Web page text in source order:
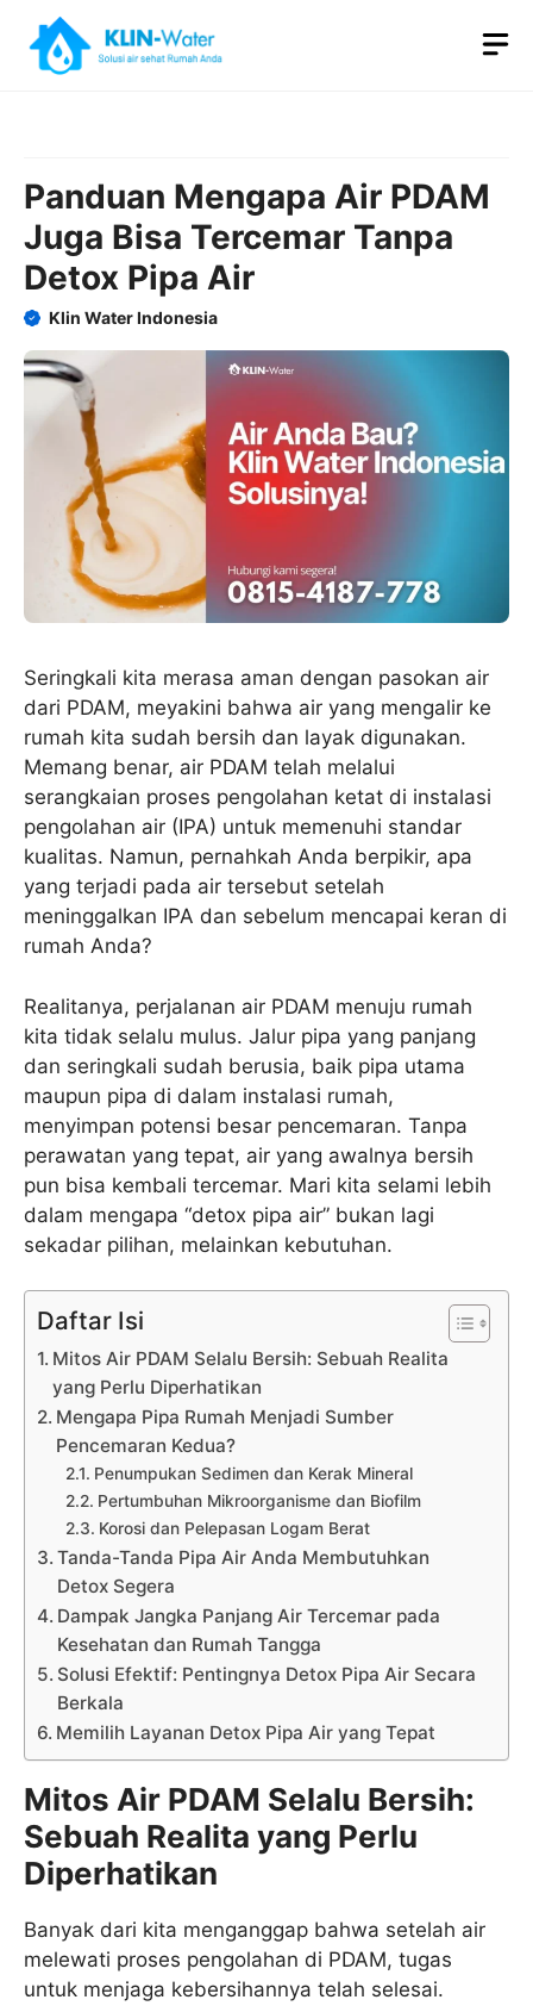
content
Panduan Mengapa Air PDAM
Juga Bisa Tercemar Tanpa
Detox Pipa Air
Klin Water Indonesia
Seringkali kita merasa aman dengan pasokan air
dari PDAM, meyakini bahwa air yang mengalir ke
rumah kita sudah bersih dan layak digunakan.
Memang benar, air PDAM telah melalui
serangkaian proses pengolahan ketat di instalasi
pengolahan air (IPA) untuk memenuhi standar
kualitas. Namun, pernahkah Anda berpikir, apa
yang terjadi pada air tersebut setelah
meninggalkan IPA dan sebelum mencapai keran di
rumah Anda?
Realitanya, perjalanan air PDAM menuju rumah
kita tidak selalu mulus. Jalur pipa yang panjang
dan seringkali sudah berusia, baik pipa utama
maupun pipa di dalam instalasi rumah,
menyimpan potensi besar pencemaran. Tanpa
perawatan yang tepat, air yang awalnya bersih
pun bisa kembali tercemar. Mari kita selami lebih
dalam mengapa “detox pipa air” bukan lagi
sekadar pilihan, melainkan kebutuhan.
Daftar Isi
Mitos Air PDAM Selalu Bersih: Sebuah Realita
yang Perlu Diperhatikan
Mengapa Pipa Rumah Menjadi Sumber
Pencemaran Kedua?
Penumpukan Sedimen dan Kerak Mineral
Pertumbuhan Mikroorganisme dan Biofilm
Korosi dan Pelepasan Logam Berat
Tanda-Tanda Pipa Air Anda Membutuhkan
Detox Segera
Dampak Jangka Panjang Air Tercemar pada
Kesehatan dan Rumah Tangga
Solusi Efektif: Pentingnya Detox Pipa Air Secara
Berkala
Memilih Layanan Detox Pipa Air yang Tepat
Mitos Air PDAM Selalu Bersih:
Sebuah Realita yang Perlu
Diperhatikan
Banyak dari kita menganggap bahwa setelah air
melewati proses pengolahan di PDAM, tugas
untuk menjaga kebersihannya telah selesai.